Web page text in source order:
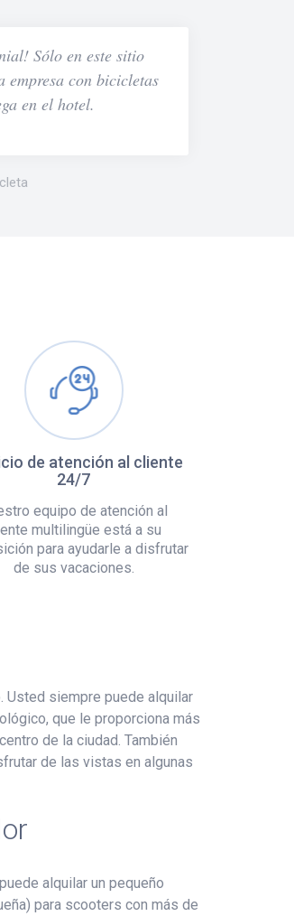
Sólo en este sitio
empresa con bicicletas
en el hotel.
de atención al cliente
24/7
equipo de atención al
multilingüe está a su
para ayudarle a disfrutar
de sus vacaciones.
Usted siempre puede alquilar
que le proporciona más
de la ciudad. También
de las vistas en algunas
alquilar un pequeño
para scooters con más de